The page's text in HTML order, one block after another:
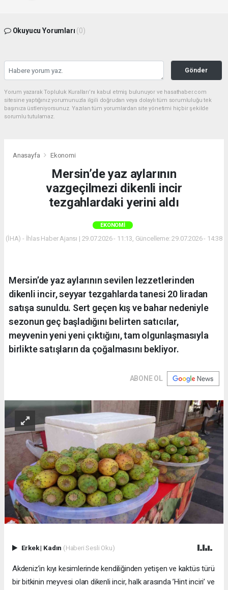
Okuyucu Yorumları (0)
Gönder
Yorum yazarak Topluluk Kuralları’nı kabul etmiş bulunuyor ve hasathaber.com
sitesine yaptığınız yorumunuzla ilgili doğrudan veya dolaylı tüm sorumluluğu tek
başınıza üstleniyorsunuz. Yazılan tüm yorumlardan site yönetimi hiçbir şekilde
sorumlu tutulamaz.
Anasayfa Ekonomi
Mersin’de yaz aylarının
vazgeçilmezi dikenli incir
tezgahlardaki yerini aldı
EKONOMI
(İHA) - İhlas Haber Ajansı | 29.07.2026 - 11:13, Güncelleme: 29.07.2026 - 14:38
Mersin’de yaz aylarının sevilen lezzetlerinden
dikenli incir, seyyar tezgahlarda tanesi 20 liradan
satışa sunuldu. Sert geçen kış ve bahar nedeniyle
sezonun geç başladığını belirten satıcılar,
meyvenin yeni yeni çıktığını, tam olgunlaşmasıyla
birlikte satışların da çoğalmasını bekliyor.
ABONE OL
Erkek| Kadın (Haberi Sesli Oku)
Akdeniz’in kıyı kesimlerinde kendiliğinden yetişen ve kaktüs türü
bir bitkinin meyvesi olan dikenli incir, halk arasında ’Hint inciri’ ve